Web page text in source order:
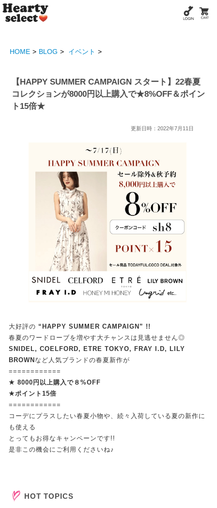
HOME BLOG イベント
【HAPPY SUMMER CAMPAIGN スタート】22春夏
コレクションが8000円以上購入で★8%OFF＆ポイン
ト15倍★
更新日時：2022年7月11日
大好評の “HAPPY SUMMER CAMPAIGN” !!
春夏のワードローブを増やす大チャンスは見逃せません◎
SNIDEL, COELFORD, ETRE TOKYO, FRAY I.D, LILY
BROWN など人気ブランドの春夏新作が
============
★ 8000円以上購入で８%OFF
★ポイント15倍
============
コーデにプラスしたい春夏小物や、続々入荷している夏の新作に
も使える
とってもお得なキャンペーンです!!
是非この機会にご利用くださいね♪
HOT TOPICS